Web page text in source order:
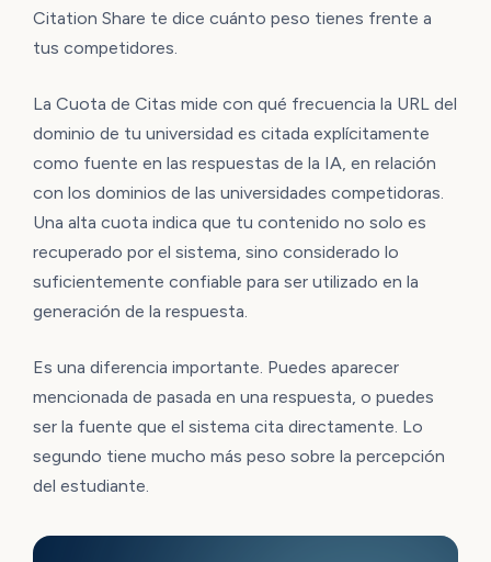
Citation Share te dice cuánto peso tienes frente a
tus competidores.
La Cuota de Citas mide con qué frecuencia la URL del
dominio de tu universidad es citada explícitamente
como fuente en las respuestas de la IA, en relación
con los dominios de las universidades competidoras.
Una alta cuota indica que tu contenido no solo es
recuperado por el sistema, sino considerado lo
suficientemente confiable para ser utilizado en la
generación de la respuesta.
Es una diferencia importante. Puedes aparecer
mencionada de pasada en una respuesta, o puedes
ser la fuente que el sistema cita directamente. Lo
segundo tiene mucho más peso sobre la percepción
del estudiante.